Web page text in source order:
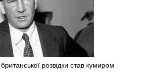
розвідки став кумиром